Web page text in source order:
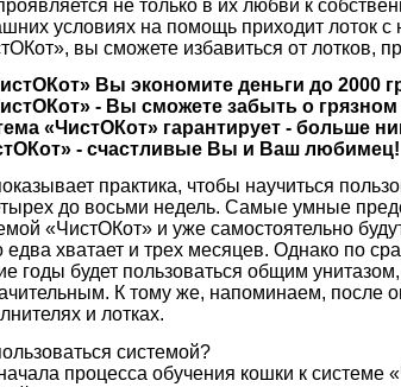
не только в их любви к
условиях на помощь приходит лоток
вы сможете избавиться от лотков,
Вы экономите деньги до 2000
- Вы сможете забыть о грязном
«ЧистОКот» гарантирует - больше
- счастливые Вы и Ваш любимец!
практика, чтобы научиться
до восьми недель. Самые умные
«ЧистОКот» и уже самостоятельно
едва хватает и трех месяцев. Однако по
годы будет пользоваться общим
К тому же, напоминаем, после
и лотках.
системой?
процесса обучения кошки к